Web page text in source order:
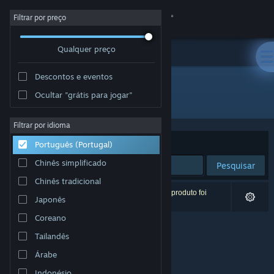
Iniciar sessão
Sobre
Apoio
Alterar idioma
Instala a app móvel do Steam
Ver versão para computadores
Filtrar por preço
Qualquer preço
Descontos e eventos
Ocultar "grátis para jogar"
Filtrar por idioma
Português (Portugal)
Chinês simplificado
Chinês tradicional
Japonês
Coreano
Tailandês
Árabe
Developer: The Last Developer
Ordenar por Relevância
Pesquisar
0 resultados correspondentes à tua pesquisa. 1 produto foi
excluído com base nas tuas preferências.